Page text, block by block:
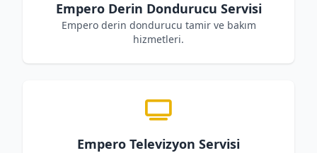
Empero Derin Dondurucu Servisi
Empero derin dondurucu tamir ve bakım
hizmetleri.
Empero Televizyon Servisi